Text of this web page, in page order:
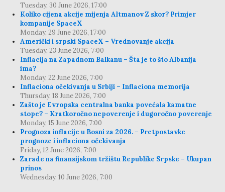
Tuesday, 30 June 2026, 17:00
Koliko cijena akcije mijenja Altmanov Z skor? Primjer
kompanije SpaceX
Monday, 29 June 2026, 17:00
Američki i srpski SpaceX – Vrednovanje akcija
Tuesday, 23 June 2026, 7:00
Inflacija na Zapadnom Balkanu – Šta je to što Albanija
ima?
Monday, 22 June 2026, 7:00
Inflaciona očekivanja u Srbiji – Inflaciona memorija
Thursday, 18 June 2026, 7:00
Zašto je Evropska centralna banka povećala kamatne
stope? – Kratkoročno nepoverenje i dugoročno poverenje
Monday, 15 June 2026, 7:00
Prognoza inflacije u Bosni za 2026. – Pretpostavke
prognoze i inflaciona očekivanja
Friday, 12 June 2026, 7:00
Zarade na finansijskom tržištu Republike Srpske – Ukupan
prinos
Wednesday, 10 June 2026, 7:00